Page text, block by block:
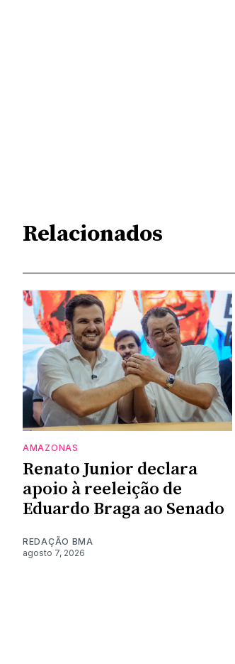
Relacionados
AMAZONAS
Renato Junior declara
apoio à reeleição de
Eduardo Braga ao Senado
REDAÇÃO BMA
agosto 7, 2026